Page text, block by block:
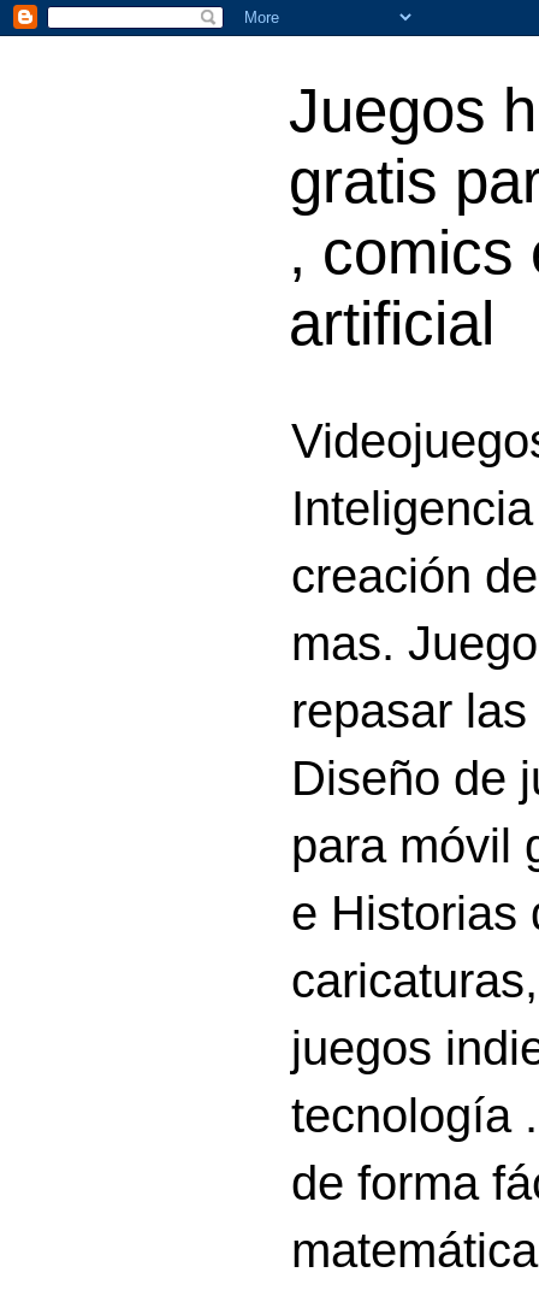
Juegos
gratis
, comics
artificial
creación
mas.
repasar
Diseño de
para móvil
e Historias
juegos
tecnología
de forma